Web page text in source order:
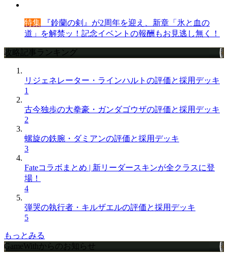
特集 『鈴蘭の剣』が2周年を迎え、新章「氷と血の
道」を解禁ッ！記念イベントの報酬もお見逃し無く！
攻略記事ランキング
リジェネレーター・ラインハルトの評価と採用デッキ
1
古今独歩の大拳豪・ガンダゴウザの評価と採用デッキ
2
螺旋の鉄腕・ダミアンの評価と採用デッキ
3
Fateコラボまとめ | 新リーダースキンが全クラスに登
場！
4
弾哭の執行者・キルザエルの評価と採用デッキ
5
もっとみる
GameWithからのお知らせ